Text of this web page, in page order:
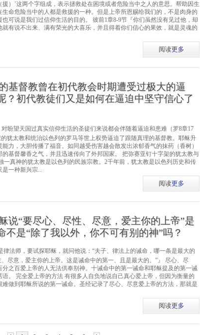
援）’这两个字组成，表示拯救处在困境或者危险当中之人的意思。帮助因生
命危险当中的人都是救援的一种。但是上帝所恩赐给我们的，不是肉身的
可说是我们过信仰生活的目的。 彼前1章8-9节『你们虽然没有见过他，却
有说不出来、满有荣光的大喜乐，并且得着你们信心的果效，就是灵魂的
阅读更多
基督教曾在初代教会时期遭受过极大的逼
？初代教徒们又是如何在逼迫中坚守信心了
盼望天国过真实信仰生活的圣徒们来说都会伴随着逼迫和患难（罗8章17
犹太教和统治以色列的罗马等世上权势逼迫了跟随真理的基督教。耶稣升
力，大胆传播了福音。如同越受伤害越会散发出浓郁香气的抹药（香树）
基督馨香之气，并且迅速传向了外邦国家。 把弥赛亚钉十字架的犹太教与
一真神的犹太教是以色列的民族宗教。2千年前，犹太教是以色列历史和传
一种新兴宗...
阅读更多
说“要尽心、尽性、尽意，爱主你的上帝”是
不是“除了我以外，你不可有别的神”吗？
律法师，要试探耶稣，就问他说：“夫子、律法上的诫命，哪一条是最大的
尽意，爱主你的上帝。这是诫命中的第一、且是最大的。”』 尽心、尽
之百爱上帝的人无法供奉别神。十诫命中的第一诫命和耶稣提及的第一诫
。 完全爱上帝的方法 有很多人自负地说自己真心爱上帝，但因为衡量的
做到耶稣所说的第一诫命。圣经记录了尽心、尽意爱上帝的方法，那就是
阅读更多